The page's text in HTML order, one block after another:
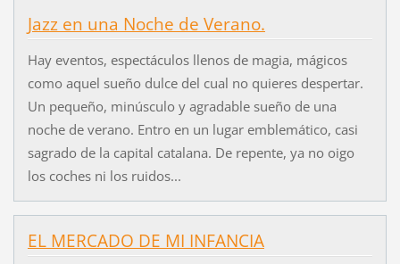
Jazz en una Noche de Verano.
Hay eventos, espectáculos llenos de magia, mágicos
como aquel sueño dulce del cual no quieres despertar.
Un pequeño, minúsculo y agradable sueño de una
noche de verano. Entro en un lugar emblemático, casi
sagrado de la capital catalana. De repente, ya no oigo
los coches ni los ruidos...
EL MERCADO DE MI INFANCIA